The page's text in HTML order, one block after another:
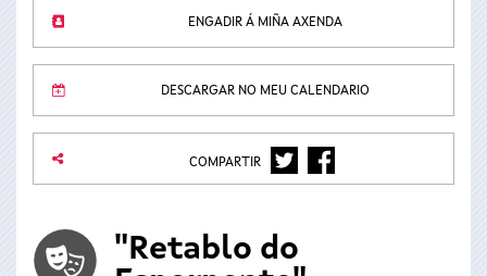
ENGADIR Á MIÑA AXENDA
DESCARGAR NO MEU CALENDARIO
COMPARTIR TWITTERFACEBOOK
"Retablo do